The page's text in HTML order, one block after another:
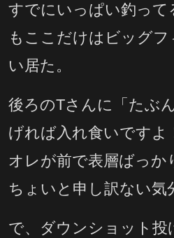
すでにいっぱい釣って
もここだけはビッグ
い居た。
後ろのTさんに「たぶ
げれば入れ食いですよ
オレが前で表層ばっか
ちょいと申し訳ない気
で、ダウンショット投